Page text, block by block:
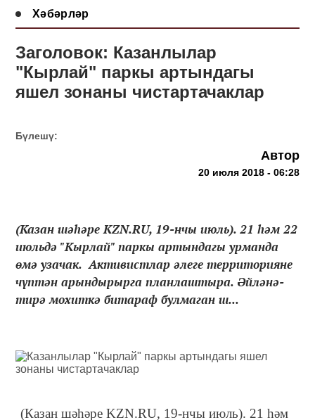
Хәбәрләр
Заголовок: Казанлылар
"Кырлай" паркы артындагы
яшел зонаны чистартачаклар
Бүлешү:
Автор
20 июля 2018 - 06:28
(Казан шәһәре KZN.RU, 19-нчы июль). 21 һәм 22
июльдә "Кырлай" паркы артындагы урманда
өмә узачак. Активистлар әлеге территорияне
чүптән арындырырга планлаштыра. Әйләнә-
тирә мохиткә битараф булмаган ш...
(Казан шәһәре KZN.RU, 19-нчы июль). 21 һәм